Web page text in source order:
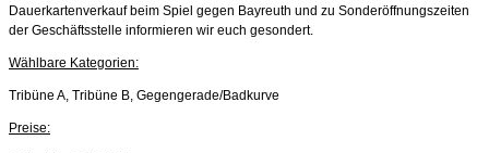
Dauerkartenverkauf beim Spiel gegen Bayreuth und zu Sonderöffnungszeiten
der Geschäftsstelle informieren wir euch gesondert.
Wählbare Kategorien:
Tribüne A, Tribüne B, Gegengerade/Badkurve
Preise: